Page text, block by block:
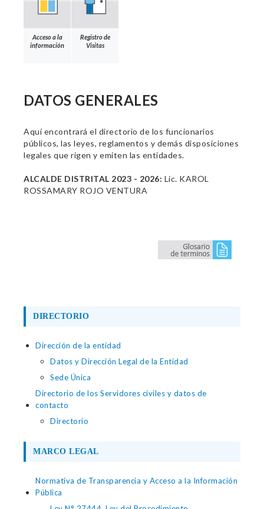
Acceso a la
información
Registro de
Visitas
DATOS GENERALES
Aquí encontrará el directorio de los funcionarios
públicos, las leyes, reglamentos y demás disposiciones
legales que rigen y emiten las entidades.
ALCALDE DISTRITAL 2023 - 2026: Lic. KAROL
ROSSAMARY ROJO VENTURA
DIRECTORIO
Dirección de la entidad
Datos y Dirección Legal de la Entidad
Sede Única
Directorio de los Servidores civiles y datos de
contacto
Directorio
MARCO LEGAL
Normativa de Transparencia y Acceso a la Información
Pública